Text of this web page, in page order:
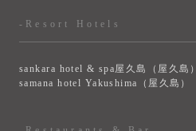
-Resort Hotels
sankara hotel & spa屋久島（屋久島）
samana hotel Yakushima（屋久島）